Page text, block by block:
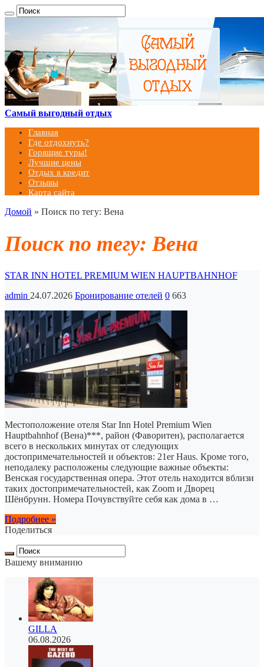
Самый выгодный отдых
Главная
Где отдохнуть?
Горящие туры!
Лучшие цены
Отдых в кредит
Отзывы
Карта сайта
Домой » Поиск по тегу: Вена
Поиск по тегу:Вена
STAR INN HOTEL PREMIUM WIEN HAUPTBAHNHOF
admin 24.07.2026 Бронирование отелей 0 663
Местоположение отеля Star Inn Hotel Premium Wien
Hauptbahnhof (Вена)***, район (Фаворитен), располагается
всего в нескольких минутах от следующих
достопримечательностей и объектов: 21er Haus. Кроме того,
неподалеку расположены следующие важные объекты:
Венская государственная опера. Этот отель находится вблизи
таких достопримечательностей, как Zoom и Дворец
Шёнбрунн. Номера Почувствуйте себя как дома в …
Подробнее »
Поделиться
Вашему вниманию
GILLA
06.08.2026